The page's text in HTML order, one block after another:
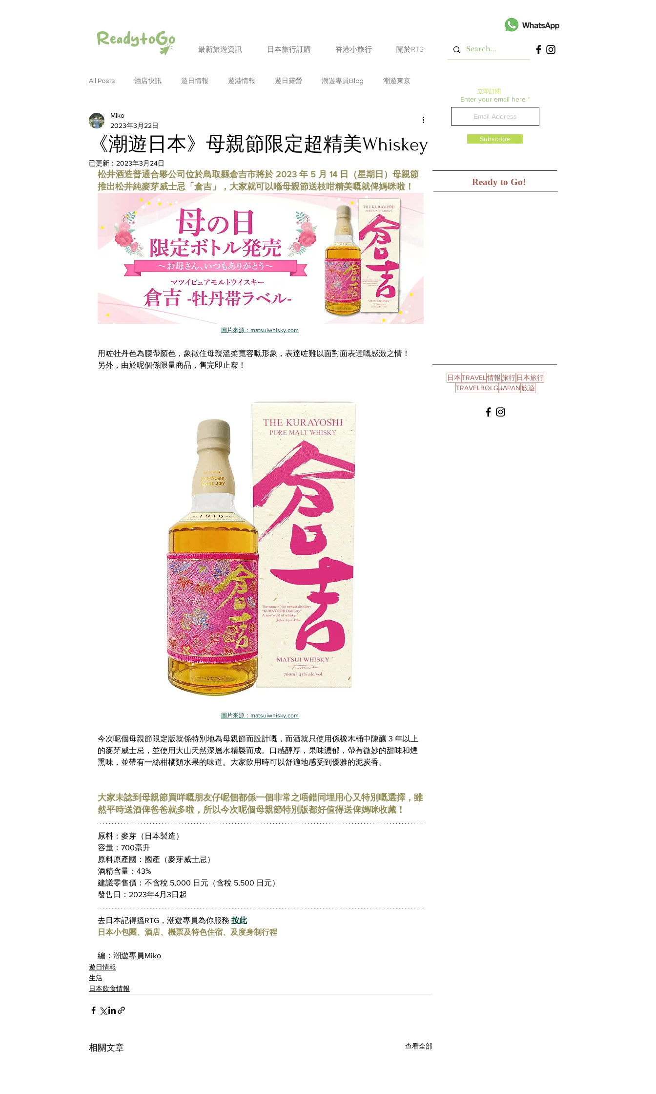
最新旅遊資訊 日本旅行訂購 香港小旅行 關於RTG
All Posts 酒店快訊 遊日情報 遊港情報 遊日露營 潮遊專員Blog 潮遊東京
潮遊和歌山
潮遊名古屋 潮遊德島
潮遊岡山 潮遊熊本 潮遊佐賀 日本飲食情報
日本便利店快訊 時尚 日本血拼之選 潮遊首爾
《潮遊日本》母親節限定超精美Whiskey
Miko
2023年3月22日
已更新： 2023年3月24日
松井酒造普通合夥公司位於鳥取縣倉吉市將於 2023 年 5 月 14 日（星期日）母親節
推出松井純麥芽威士忌「倉吉」，大家就可以喺母親節送枝咁精美嘅就俾媽咪啦！
圖片來源：matsuiwhisky.com
用咗牡丹色為腰帶顏色，象徵住母親溫柔寬容嘅形象，表達咗難以面對面表達嘅感激之情！
另外，由於呢個係限量商品，售完即止㗎！
圖片來源：matsuiwhisky.com
今次呢個母親節限定版就係特別地為母親節而設計嘅，而酒就只使用係橡木桶中陳釀 3 年以上
的麥芽威士忌，並使用大山天然深層水精製而成。口感醇厚，果味濃郁，帶有微妙的甜味和煙
熏味，並帶有一絲柑橘類水果的味道。大家飲用時可以舒適地感受到優雅的泥炭香。
大家未諗到母親節買咩嘅朋友仔呢個都係一個非常之唔錯同埋用心又特別嘅選擇，雖
然平時送酒俾爸爸就多啦，所以今次呢個母親節特別版都好值得送俾媽咪收藏！
原料：麥芽（日本製造）
容量：700毫升
原料原產國：國產（麥芽威士忌）
酒精含量：43%
建議零售價：不含稅 5,000 日元（含稅 5,500 日元）
發售日：2023年4月3日起
去日本記得搵RTG，潮遊專員為你服務 按此
日本小包團、酒店、機票及特色住宿、及度身制行程
編：潮遊專員Miko
遊日情報
生活
日本飲食情報
相關文章 查看全部
Ready to Go!
日本TRAVEL 情報旅行 日本旅行
TRAVELBOLGJAPAN旅遊
立即​訂閱
Enter your email here
Subscribe